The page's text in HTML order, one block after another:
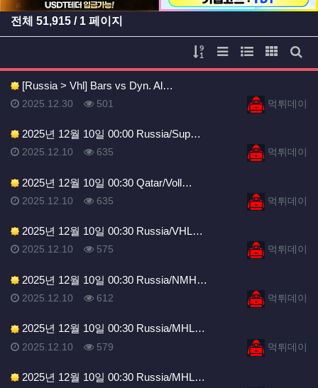
등록일 등록일
전체 51,915 / 1 페이지
게시물 정렬
리스트 스타일
웹진 스타일
갤러리
게
[Russia > Vhl] Bars vs Dyn. Al…
등록자먹튀데이
등록일
2025.12.30 조회
501
2025년 12월 10일 00:00 Russia/Sup…
등록자먹튀데이
등록일
2025.12.10 조회
635
2025년 12월 10일 00:30 Qatar/Voll…
등록자먹튀데이
등록일
2025.12.10 조회
635
2025년 12월 10일 00:30 Russia/VHL…
등록자먹튀데이
등록일
2025.12.10 조회
575
2025년 12월 10일 00:30 Russia/NMH…
등록자먹튀데이
등록일
2025.12.10 조회
612
2025년 12월 10일 00:30 Russia/MHL…
등록자먹튀데이
등록일
2025.12.10 조회
579
2025년 12월 10일 00:30 Russia/MHL…